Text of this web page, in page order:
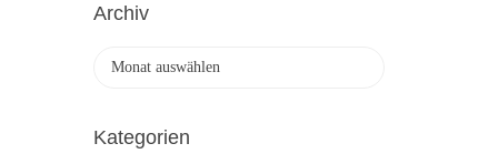
Archiv
h
Kategorien